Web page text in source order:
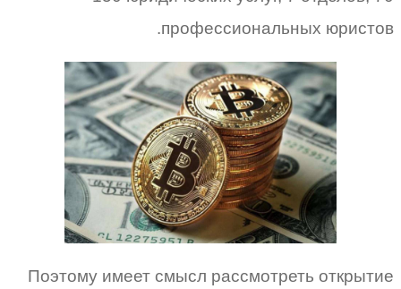
профессиональных юристов.
Поэтому имеет смысл рассмотреть открытие